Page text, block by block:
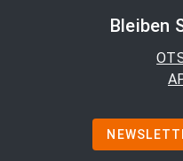
Bleiben